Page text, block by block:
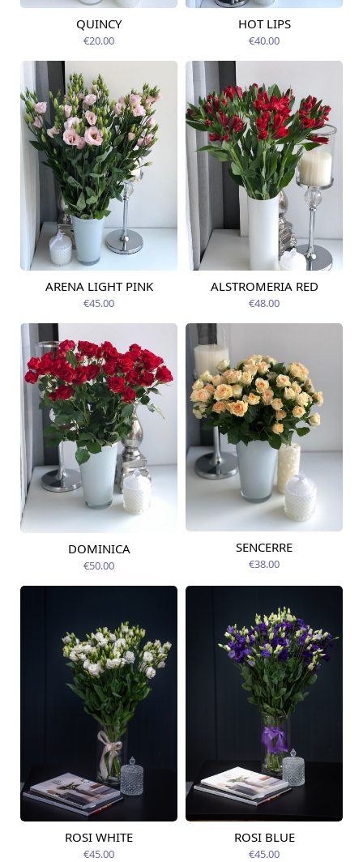
Pieejams šodien
QUINCY
€20.00
Pieejams šodien
HOT LIPS
€40.00
Pieejams šodien
ARENA LIGHT PINK
€45.00
Pieejams šodien
ALSTROMERIA RED
€48.00
Pieejams šodien
DOMINICA
€50.00
Pieejams šodien
SENCERRE
€38.00
Pieejams šodien
ROSI WHITE
€45.00
Pieejams šodien
ROSI BLUE
€45.00